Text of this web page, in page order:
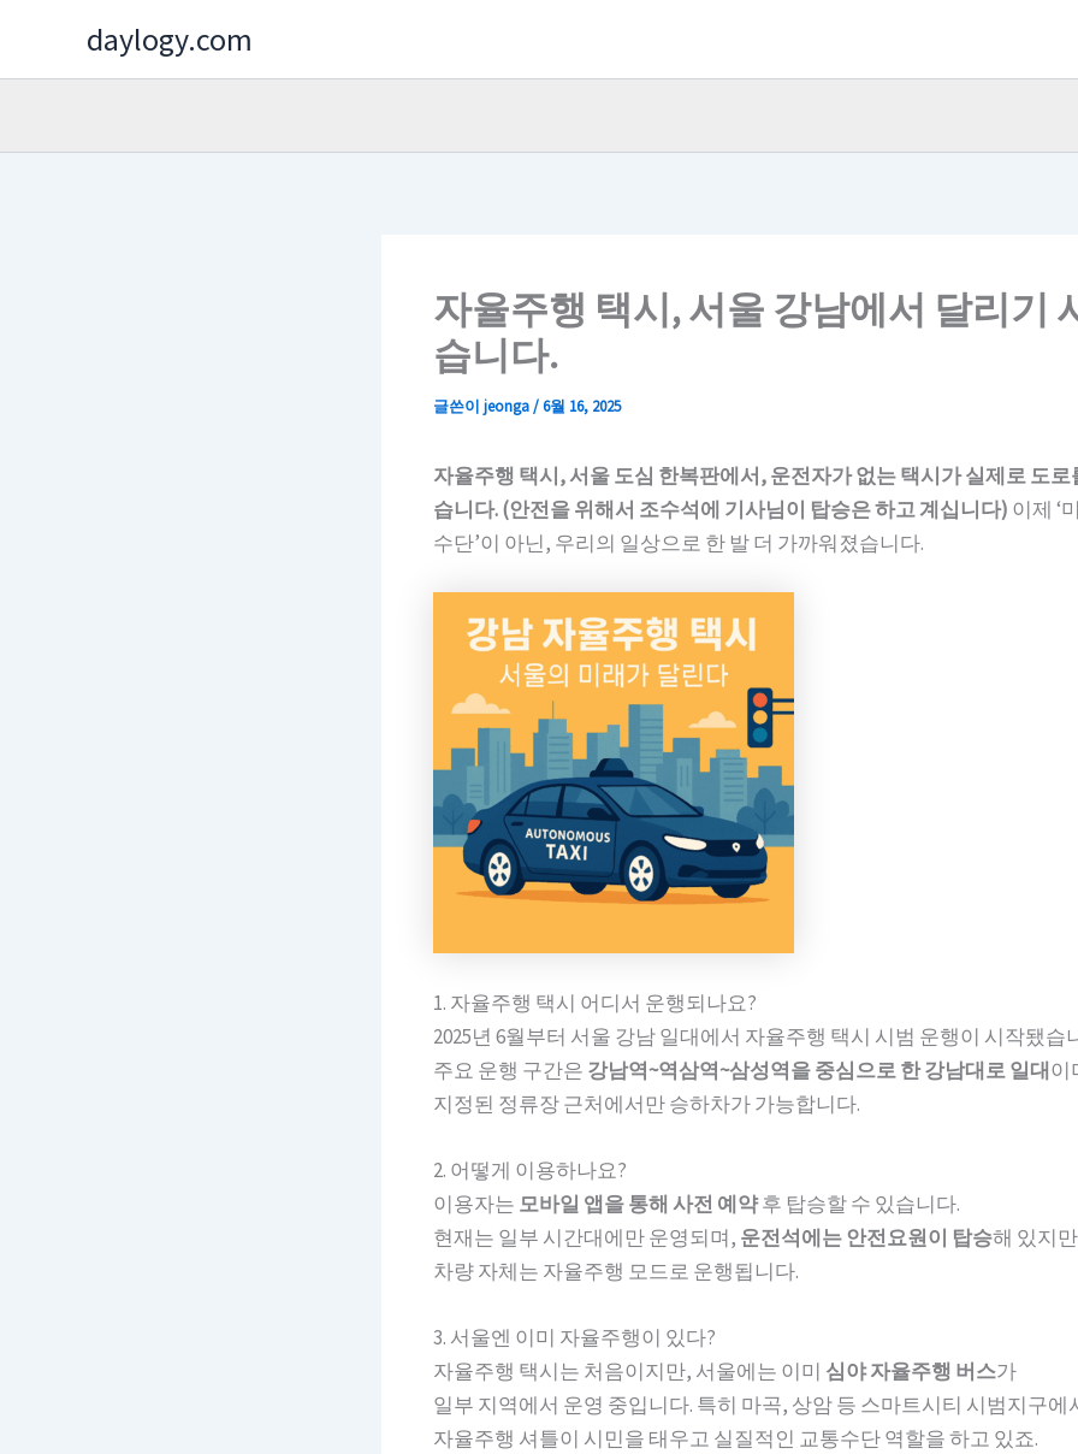
츠
건
daylogy.com
자율주행 택시, 서울 강남에서 달리기
습니다.
글쓴이 jeonga/6월 16, 2025
자율주행 택시, 서울 도심 한복판에서, 운전자가 없는 택시가 실제로 도로
습니다. (안전을 위해서 조수석에 기사님이 탑승은 하고 계십니다) 이제 ‘
수단’이 아닌, 우리의 일상으로 한 발 더 가까워졌습니다.
1. 자율주행 택시 어디서 운행되나요?
2025년 6월부터 서울 강남 일대에서 자율주행 택시 시범 운행이 시작됐습
주요 운행 구간은 강남역~역삼역~삼성역을 중심으로 한 강남대로 일대이
지정된 정류장 근처에서만 승하차가 가능합니다.
2. 어떻게 이용하나요?
이용자는 모바일 앱을 통해 사전 예약후 탑승할 수 있습니다.
현재는 일부 시간대에만 운영되며, 운전석에는 안전요원이 탑승해 있지만
차량 자체는 자율주행 모드로 운행됩니다.
3. 서울엔 이미 자율주행이 있다?
자율주행 택시는 처음이지만, 서울에는 이미 심야 자율주행 버스가
일부 지역에서 운영 중입니다. 특히 마곡, 상암 등 스마트시티 시범지구에
자율주행 셔틀이 시민을 태우고 실질적인 교통수단 역할을 하고 있죠.